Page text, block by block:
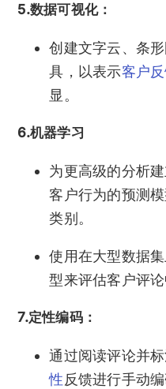
5.数据可视化：
创建文字云、条
具，以表示客户
显。
6.机器学习
为更高级的分析
客户行为的预测
类别。
使用在大型数据
型来评估客户评论
7.定性编码：
通过阅读评论并
性反馈进行手动编